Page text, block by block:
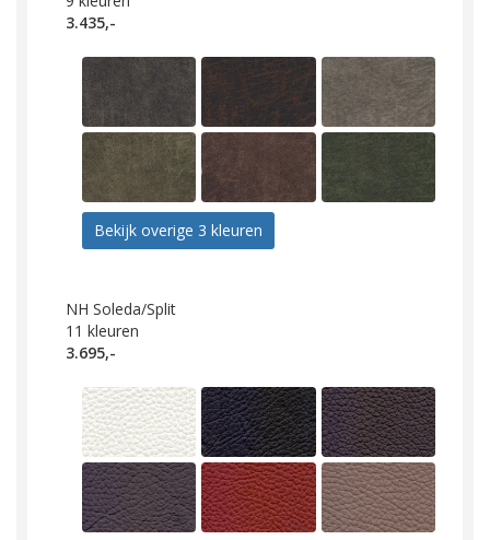
3.435,-
Bekijk overige 3 kleuren
NH Soleda/Split
11 kleuren
3.695,-